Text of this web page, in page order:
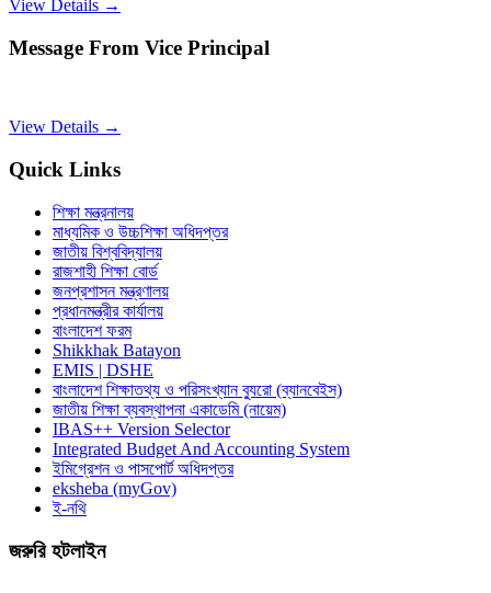
View Details →
Message From Vice Principal
View Details →
Quick Links
শিক্ষা মন্ত্রনালয়
মাধ্যমিক ও উচ্চশিক্ষা অধিদপ্তর
জাতীয় বিশ্ববিদ্যালয়
রাজশাহী শিক্ষা বোর্ড
জনপ্রশাসন মন্ত্রণালয়
প্রধানমন্ত্রীর কার্যালয়
বাংলাদেশ ফরম
Shikkhak Batayon
EMIS | DSHE
বাংলাদেশ শিক্ষাতথ্য ও পরিসংখ্যান ব্যুরো (ব্যানবেইস)
জাতীয় শিক্ষা ব্যবস্থাপনা একাডেমি (নায়েম)
IBAS++ Version Selector
Integrated Budget And Accounting System
ইমিগ্রেশন ও পাসপোর্ট অধিদপ্তর
eksheba (myGov)
ই-নথি
জরুরি হটলাইন